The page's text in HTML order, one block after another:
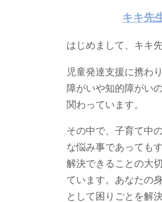
キキ先
はじめまして、キキ
児童発達支援に携わ
障がいや知的障がい
関わっています。
その中で、子育て中
な悩み事であっても
解決できることの大
ています。あなたの
として困りごとを解